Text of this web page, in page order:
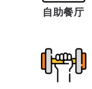
自助餐厅